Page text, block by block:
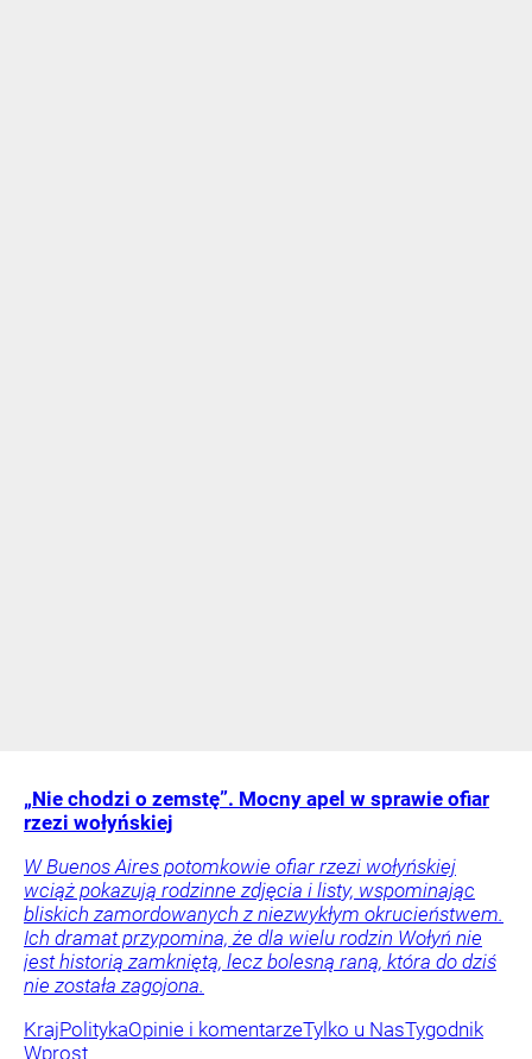
„Nie chodzi o zemstę”. Mocny apel w sprawie ofiar
rzezi wołyńskiej
W Buenos Aires potomkowie ofiar rzezi wołyńskiej
wciąż pokazują rodzinne zdjęcia i listy, wspominając
bliskich zamordowanych z niezwykłym okrucieństwem.
Ich dramat przypomina, że dla wielu rodzin Wołyń nie
jest historią zamkniętą, lecz bolesną raną, która do dziś
nie została zagojona.
KrajPolitykaOpinie i komentarzeTylko u NasTygodnik
Wprost